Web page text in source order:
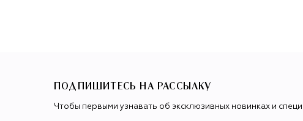
ПОДПИШИТЕСЬ НА РАССЫЛКУ
Чтобы первыми узнавать об эксклюзивных новинках и